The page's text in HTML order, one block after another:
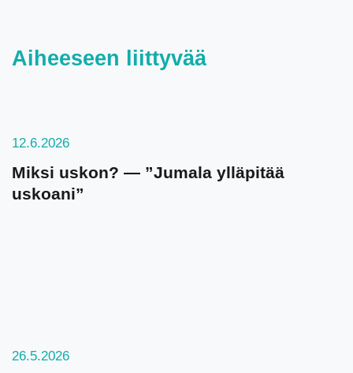
Aiheeseen liittyvää
12.6.2026
Miksi uskon? — ”Jumala ylläpitää
uskoani”
26.5.2026